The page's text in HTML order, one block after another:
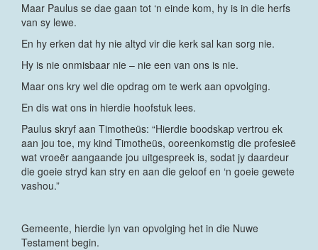
Maar Paulus se dae gaan tot ‘n einde kom, hy is in die herfs
van sy lewe.
En hy erken dat hy nie altyd vir die kerk sal kan sorg nie.
Hy is nie onmisbaar nie – nie een van ons is nie.
Maar ons kry wel die opdrag om te werk aan opvolging.
En dis wat ons in hierdie hoofstuk lees.
Paulus skryf aan Timotheüs: “Hierdie boodskap vertrou ek
aan jou toe, my kind Timotheüs, ooreenkomstig die profesieë
wat vroeër aangaande jou uitgespreek is, sodat jy daardeur
die goeie stryd kan stry en aan die geloof en ‘n goeie gewete
vashou.”
Gemeente, hierdie lyn van opvolging het in die Nuwe
Testament begin.